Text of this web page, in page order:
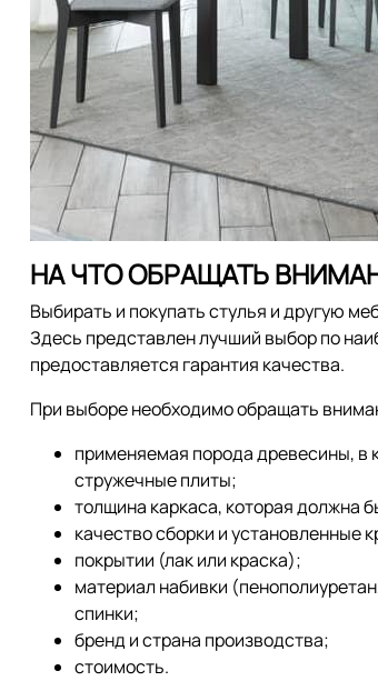
НА ЧТО ОБРАЩАТЬ
Выбирать и покупать стулья и другую
Здесь представлен лучший выбор по
предоставляется гарантия качества.
При выборе необходимо обращать
применяемая порода древесины, в
стружечные плиты;
толщина каркаса, которая должна
качество сборки и установленные
покрытии (лак или краска);
материал набивки
спинки;
бренд и страна производства;
стоимость.